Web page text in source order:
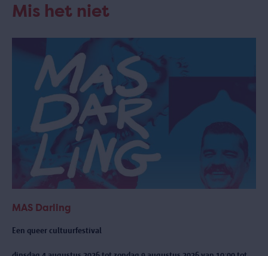
Mis het niet
MAS Darling
Een queer cultuurfestival